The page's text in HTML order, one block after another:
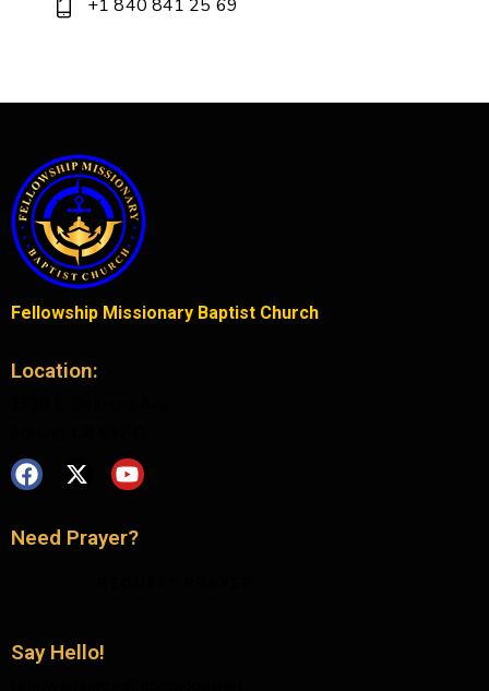
+1 840 841 25 69
Fellowship Missionary Baptist Church
Location:
Need Prayer?
Say Hello!